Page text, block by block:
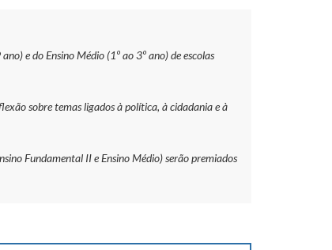
e do Ensino Médio (1º ao 3º ano) de escolas
sobre temas ligados à política, à cidadania e à
Fundamental II e Ensino Médio) serão premiados